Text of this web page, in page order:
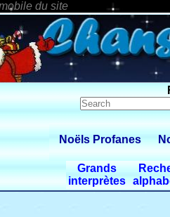
Noëls Profanes
Grands
interprètes